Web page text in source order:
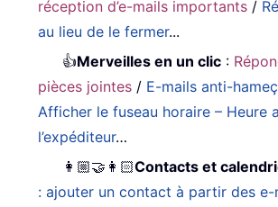
réception d’e-mails importants /
au lieu de le fermer...
👍Merveilles en un clic :
pièces jointes / E-mails anti-
Afficher le fuseau horaire – Heure
l’expéditeur…
👩🏼‍🤝‍👩🏻Contacts et
: ajouter un contact à partir des e-